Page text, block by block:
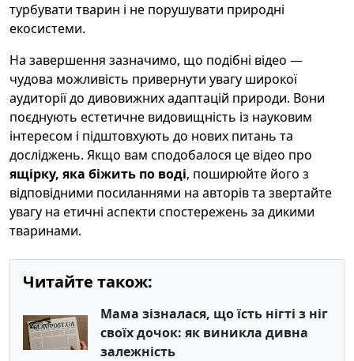
турбувати тварин і не порушувати природні
екосистеми.
На завершення зазначимо, що подібні відео —
чудова можливість привернути увагу широкої
аудиторії до дивовижних адаптацій природи. Вони
поєднують естетичне видовищність із науковим
інтересом і підштовхують до нових питань та
досліджень. Якщо вам сподобалося це відео про
ящірку, яка біжить по воді, поширюйте його з
відповідними посиланнями на авторів та звертайте
увагу на етичні аспекти спостережень за дикими
тваринами.
Читайте також:
Мама зізналася, що їсть нігті з ніг
своїх дочок: як виникла дивна
залежність